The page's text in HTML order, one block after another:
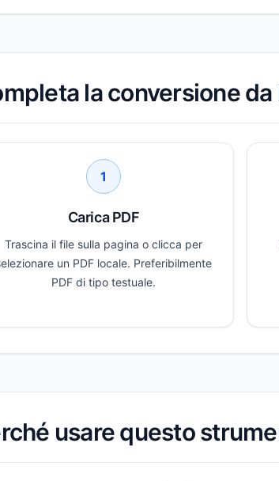
la conversione
1
Carica PDF
Trascina il file sulla pagina o clicca per
un PDF locale. Preferibilmente
PDF di tipo testuale.
usare questo